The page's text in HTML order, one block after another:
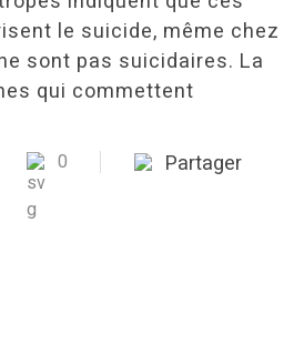
le suicide, même chez
sont pas suicidaires. La
qui commettent
0 Partager